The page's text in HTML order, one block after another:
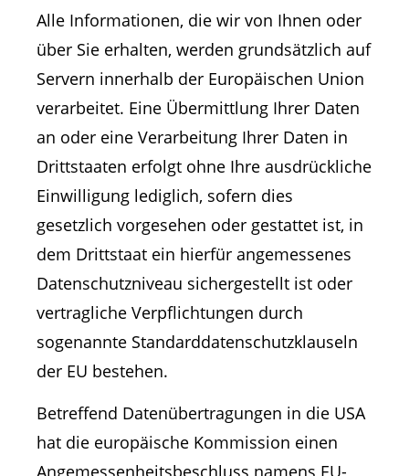
Alle Informationen, die wir von Ihnen oder
über Sie erhalten, werden grundsätzlich auf
Servern innerhalb der Europäischen Union
verarbeitet. Eine Übermittlung Ihrer Daten
an oder eine Verarbeitung Ihrer Daten in
Drittstaaten erfolgt ohne Ihre ausdrückliche
Einwilligung lediglich, sofern dies
gesetzlich vorgesehen oder gestattet ist, in
dem Drittstaat ein hierfür angemessenes
Datenschutzniveau sichergestellt ist oder
vertragliche Verpflichtungen durch
sogenannte Standarddatenschutzklauseln
der EU bestehen.
Betreffend Datenübertragungen in die USA
hat die europäische Kommission einen